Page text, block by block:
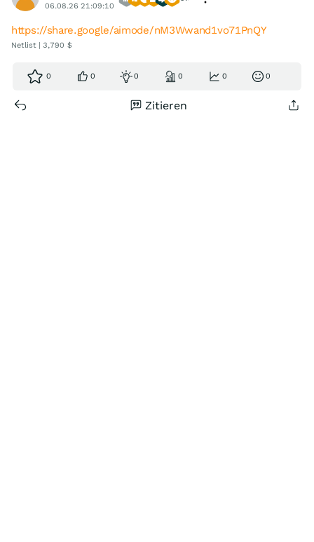
06.08.26 21:09:10
https://share.google/aimode/nM3Wwand1vo71PnQY
Netlist | 3,790 $
0 0 0 0 0 0
Zitieren